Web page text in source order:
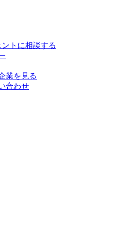
トに相談する
業を見る
合わせ